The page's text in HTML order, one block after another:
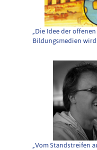
„Die Idee der offenen
Bildungsmedien
„Vom Standstreifen